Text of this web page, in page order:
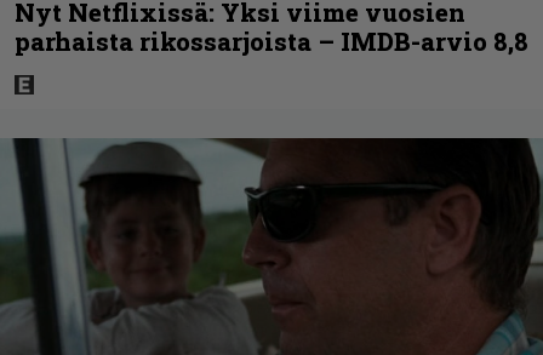
Nyt Netflixissä: Yksi viime vuosien
parhaista rikossarjoista – IMDB-arvio 8,8